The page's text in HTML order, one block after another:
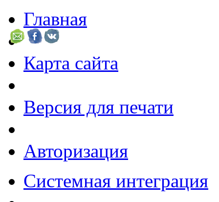
Главная
Карта сайта
Версия для печати
Авторизация
Системная интеграция